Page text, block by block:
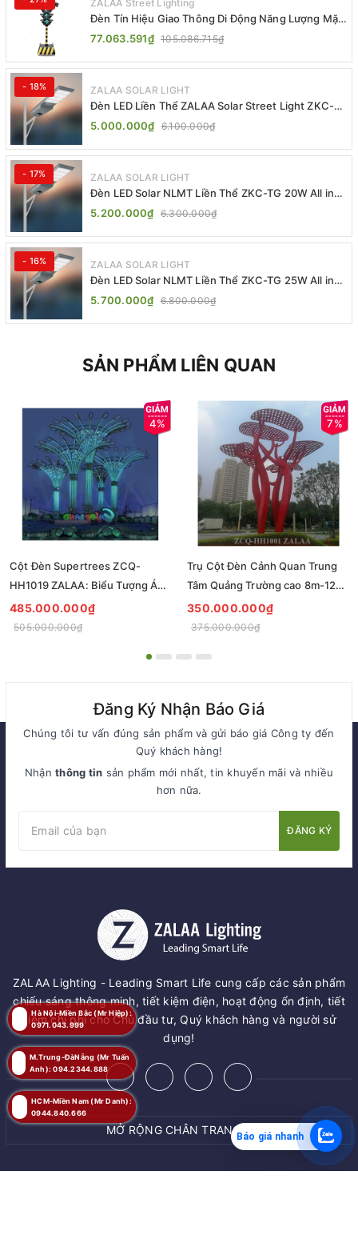
ZALAA Street Lighting
Đèn Tín Hiệu Giao Thông Di Động Năng Lượng Mặt
Trời ZALAA ZL-409300C
77.063.591₫ 105.086.715₫
- 18% ZALAA SOLAR LIGHT
Đèn LED Liền Thể ZALAA Solar Street Light ZKC-
TG 20W 25W 30W All In One
5.000.000₫ 6.100.000₫
- 17% ZALAA SOLAR LIGHT
Đèn LED Solar NLMT Liền Thể ZKC-TG 20W All in
One | ZALAA Street Light
5.200.000₫ 6.300.000₫
- 16% ZALAA SOLAR LIGHT
Đèn LED Solar NLMT Liền Thể ZKC-TG 25W All in
One | ZALAA Street Light
5.700.000₫ 6.800.000₫
SẢN PHẨM LIÊN QUAN
4%
Cột Đèn Supertrees ZCQ-
HH1019 ZALAA: Biểu Tượng Ánh
Sáng Cho Đại Đô Thị
485.000.000₫
505.000.000₫
7%
Trụ Cột Đèn Cảnh Quan Trung
Tâm Quảng Trường cao 8m-12m
ZCQ-HH1001 ZALAA Fortune
Tree Series
350.000.000₫
375.000.000₫
Đăng Ký Nhận Báo Giá
Chúng tôi tư vấn đúng sản phẩm và gửi báo giá Công ty đến
Quý khách hàng!
Nhậnthông tin sản phẩm mới nhất, tin khuyến mãi và nhiều
hơn nữa.
ĐĂNG KÝ
ZALAA Lighting - Leading Smart Life cung cấp các sản phẩm
chiếu sáng thông minh, tiết kiệm điện, hoạt động ổn định, tiết
kiệm chi phí cho Chủ đầu tư, Quý khách hàng và người sử
dụng!
MỞ RỘNG CHÂN TRANG
HCM-Miền Nam (Mr Danh):
0944.840.666
Hà Nội-Miền Bắc (Mr Hiệp):
0971.043.999
M.Trung-ĐàNẵng (Mr Tuấn
Anh): 094.2344.888
Báo giá nhanh